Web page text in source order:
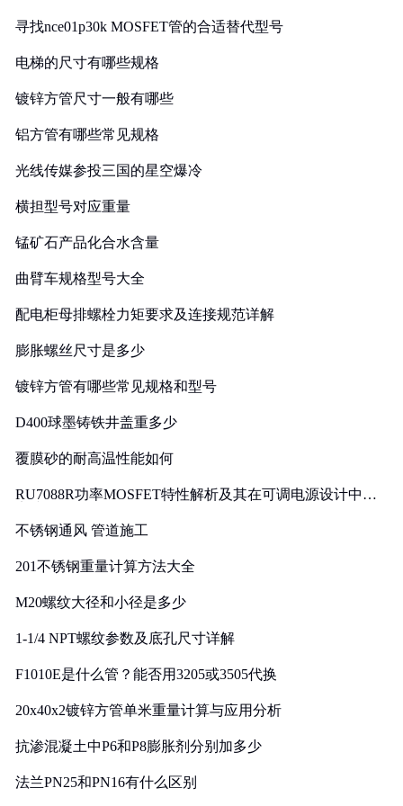
寻找nce01p30k MOSFET管的合适替代型号
电梯的尺寸有哪些规格
镀锌方管尺寸一般有哪些
铝方管有哪些常见规格
光线传媒参投三国的星空爆冷
横担型号对应重量
锰矿石产品化合水含量
曲臂车规格型号大全
配电柜母排螺栓力矩要求及连接规范详解
膨胀螺丝尺寸是多少
镀锌方管有哪些常见规格和型号
D400球墨铸铁井盖重多少
覆膜砂的耐高温性能如何
RU7088R功率MOSFET特性解析及其在可调电源设计中的
不锈钢通风 管道施工
201不锈钢重量计算方法大全
M20螺纹大径和小径是多少
1-1/4 NPT螺纹参数及底孔尺寸详解
F1010E是什么管？能否用3205或3505代换
20x40x2镀锌方管单米重量计算与应用分析
抗渗混凝土中P6和P8膨胀剂分别加多少
法兰PN25和PN16有什么区别